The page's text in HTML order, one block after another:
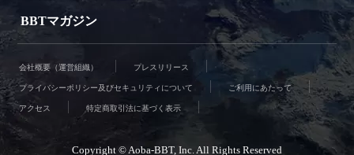
BBTマガジン
会社概要（運営組織） プレスリリース
プライバシーポリシー及びセキュリティについて ご利用にあたって
アクセス 特定商取引法に基づく表示
Copyright © Aoba-BBT, Inc. All Rights Reserved